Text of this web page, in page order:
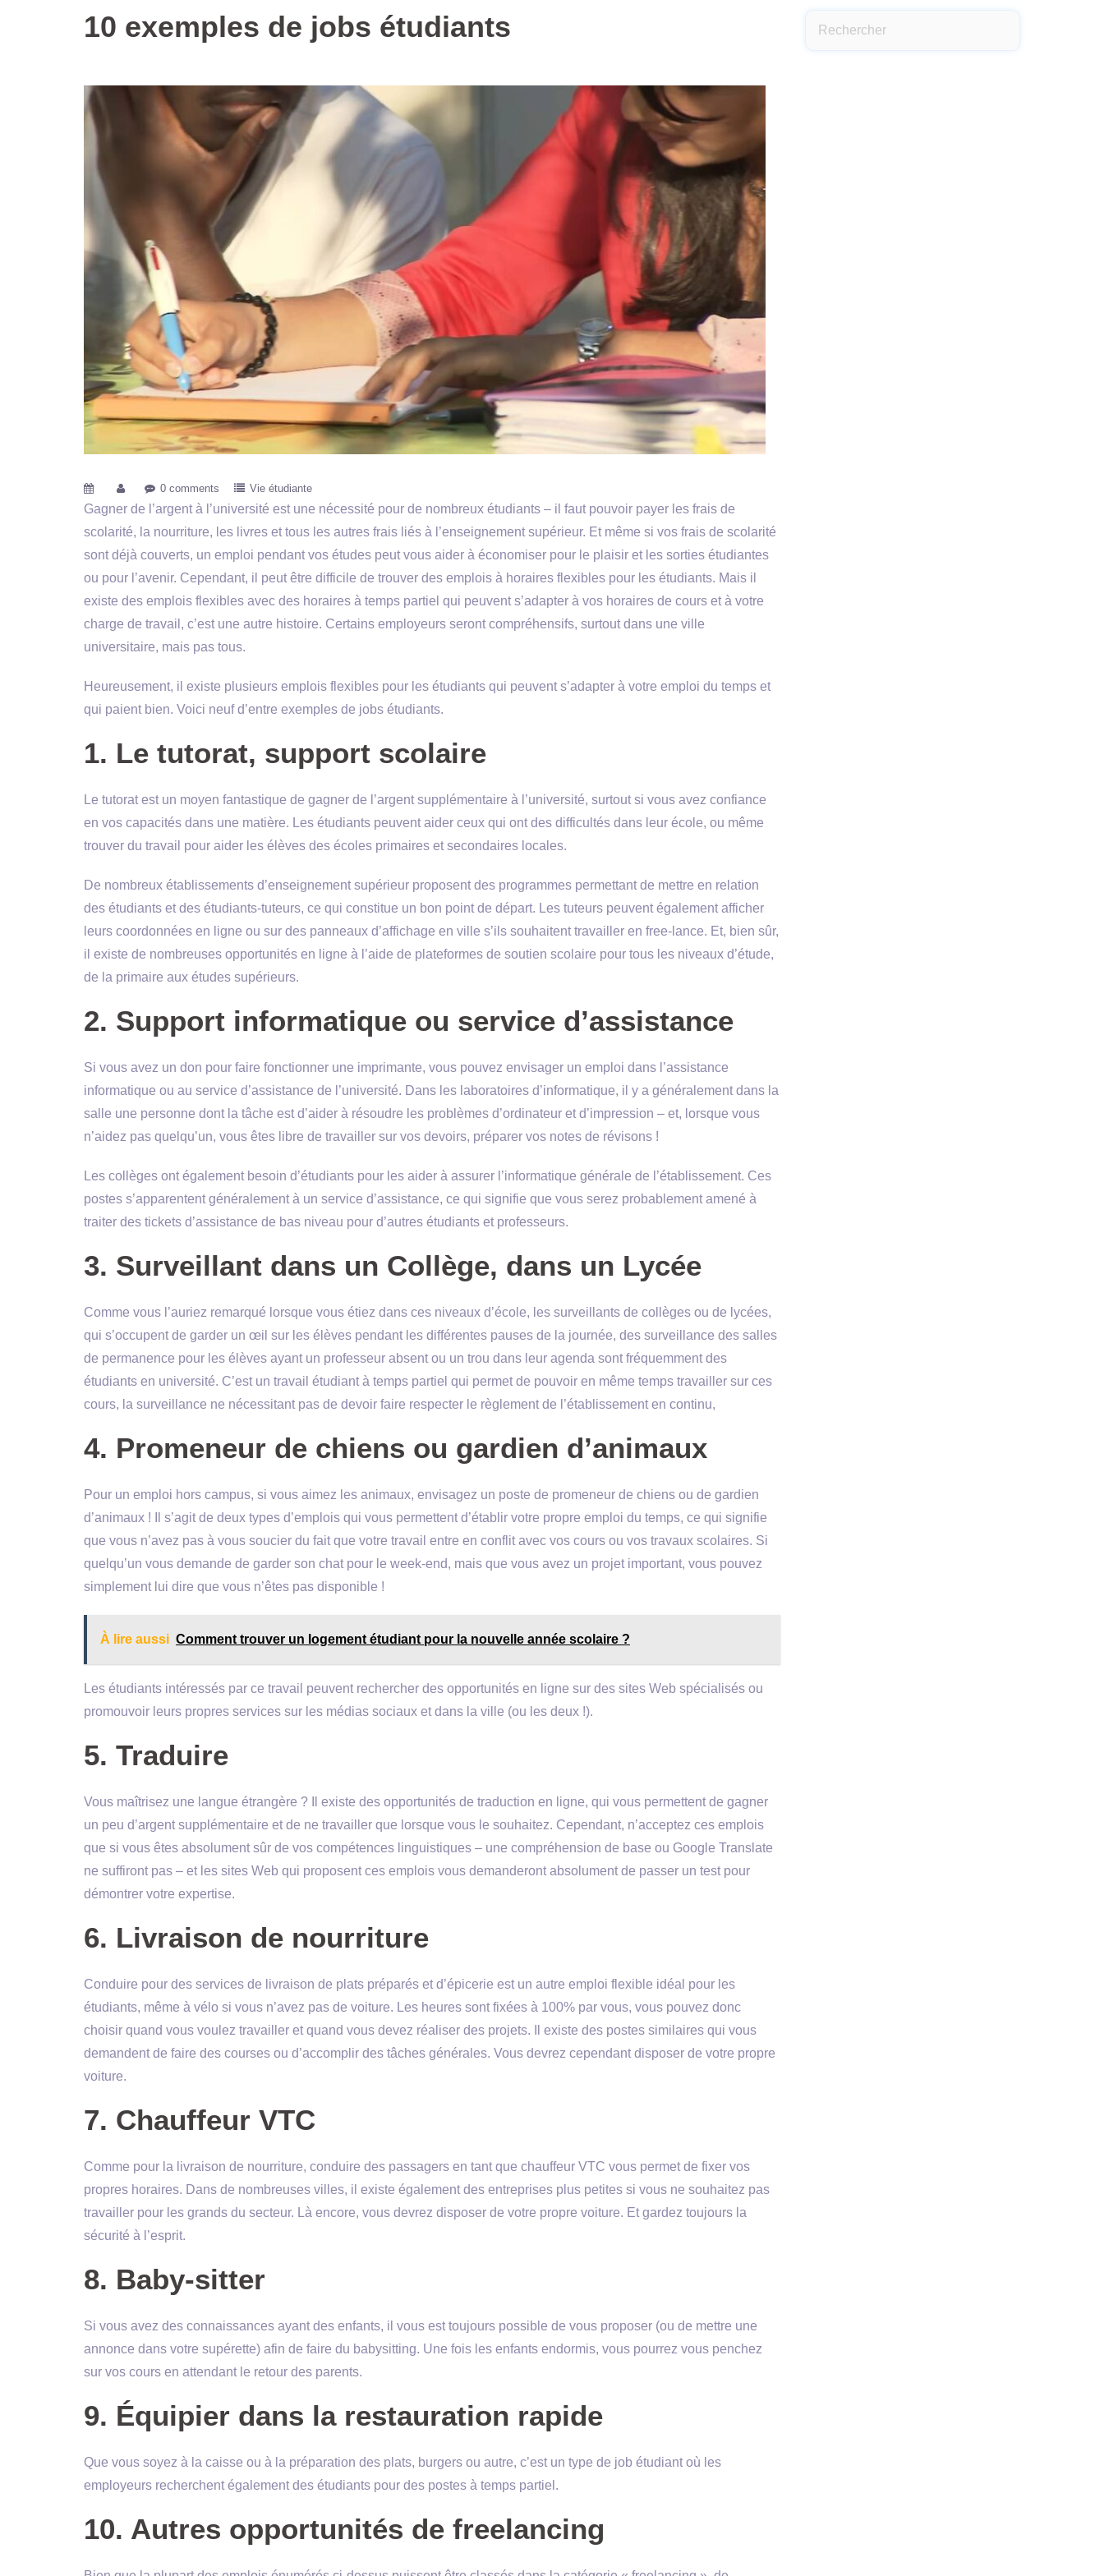
10 exemples de jobs étudiants
0 comments Vie étudiante
Gagner de l’argent à l’université est une nécessité pour de nombreux étudiants – il faut pouvoir payer les frais de
scolarité, la nourriture, les livres et tous les autres frais liés à l’enseignement supérieur. Et même si vos frais de scolarité
sont déjà couverts, un emploi pendant vos études peut vous aider à économiser pour le plaisir et les sorties étudiantes
ou pour l’avenir. Cependant, il peut être difficile de trouver des emplois à horaires flexibles pour les étudiants. Mais il
existe des emplois flexibles avec des horaires à temps partiel qui peuvent s’adapter à vos horaires de cours et à votre
charge de travail, c’est une autre histoire. Certains employeurs seront compréhensifs, surtout dans une ville
universitaire, mais pas tous.
Heureusement, il existe plusieurs emplois flexibles pour les étudiants qui peuvent s’adapter à votre emploi du temps et
qui paient bien. Voici neuf d’entre exemples de jobs étudiants.
1. Le tutorat, support scolaire
Le tutorat est un moyen fantastique de gagner de l’argent supplémentaire à l’université, surtout si vous avez confiance
en vos capacités dans une matière. Les étudiants peuvent aider ceux qui ont des difficultés dans leur école, ou même
trouver du travail pour aider les élèves des écoles primaires et secondaires locales.
De nombreux établissements d’enseignement supérieur proposent des programmes permettant de mettre en relation
des étudiants et des étudiants-tuteurs, ce qui constitue un bon point de départ. Les tuteurs peuvent également afficher
leurs coordonnées en ligne ou sur des panneaux d’affichage en ville s’ils souhaitent travailler en free-lance. Et, bien sûr,
il existe de nombreuses opportunités en ligne à l’aide de plateformes de soutien scolaire pour tous les niveaux d’étude,
de la primaire aux études supérieurs.
2. Support informatique ou service d’assistance
Si vous avez un don pour faire fonctionner une imprimante, vous pouvez envisager un emploi dans l’assistance
informatique ou au service d’assistance de l’université. Dans les laboratoires d’informatique, il y a généralement dans la
salle une personne dont la tâche est d’aider à résoudre les problèmes d’ordinateur et d’impression – et, lorsque vous
n’aidez pas quelqu’un, vous êtes libre de travailler sur vos devoirs, préparer vos notes de révisons !
Les collèges ont également besoin d’étudiants pour les aider à assurer l’informatique générale de l’établissement. Ces
postes s’apparentent généralement à un service d’assistance, ce qui signifie que vous serez probablement amené à
traiter des tickets d’assistance de bas niveau pour d’autres étudiants et professeurs.
3. Surveillant dans un Collège, dans un Lycée
Comme vous l’auriez remarqué lorsque vous étiez dans ces niveaux d’école, les surveillants de collèges ou de lycées,
qui s’occupent de garder un œil sur les élèves pendant les différentes pauses de la journée, des surveillance des salles
de permanence pour les élèves ayant un professeur absent ou un trou dans leur agenda sont fréquemment des
étudiants en université. C’est un travail étudiant à temps partiel qui permet de pouvoir en même temps travailler sur ces
cours, la surveillance ne nécessitant pas de devoir faire respecter le règlement de l’établissement en continu,
4. Promeneur de chiens ou gardien d’animaux
Pour un emploi hors campus, si vous aimez les animaux, envisagez un poste de promeneur de chiens ou de gardien
d’animaux ! Il s’agit de deux types d’emplois qui vous permettent d’établir votre propre emploi du temps, ce qui signifie
que vous n’avez pas à vous soucier du fait que votre travail entre en conflit avec vos cours ou vos travaux scolaires. Si
quelqu’un vous demande de garder son chat pour le week-end, mais que vous avez un projet important, vous pouvez
simplement lui dire que vous n’êtes pas disponible !
À lire aussi Comment trouver un logement étudiant pour la nouvelle année scolaire ?
Les étudiants intéressés par ce travail peuvent rechercher des opportunités en ligne sur des sites Web spécialisés ou
promouvoir leurs propres services sur les médias sociaux et dans la ville (ou les deux !).
5. Traduire
Vous maîtrisez une langue étrangère ? Il existe des opportunités de traduction en ligne, qui vous permettent de gagner
un peu d’argent supplémentaire et de ne travailler que lorsque vous le souhaitez. Cependant, n’acceptez ces emplois
que si vous êtes absolument sûr de vos compétences linguistiques – une compréhension de base ou Google Translate
ne suffiront pas – et les sites Web qui proposent ces emplois vous demanderont absolument de passer un test pour
démontrer votre expertise.
6. Livraison de nourriture
Conduire pour des services de livraison de plats préparés et d’épicerie est un autre emploi flexible idéal pour les
étudiants, même à vélo si vous n’avez pas de voiture. Les heures sont fixées à 100% par vous, vous pouvez donc
choisir quand vous voulez travailler et quand vous devez réaliser des projets. Il existe des postes similaires qui vous
demandent de faire des courses ou d’accomplir des tâches générales. Vous devrez cependant disposer de votre propre
voiture.
7. Chauffeur VTC
Comme pour la livraison de nourriture, conduire des passagers en tant que chauffeur VTC vous permet de fixer vos
propres horaires. Dans de nombreuses villes, il existe également des entreprises plus petites si vous ne souhaitez pas
travailler pour les grands du secteur. Là encore, vous devrez disposer de votre propre voiture. Et gardez toujours la
sécurité à l’esprit.
8. Baby-sitter
Si vous avez des connaissances ayant des enfants, il vous est toujours possible de vous proposer (ou de mettre une
annonce dans votre supérette) afin de faire du babysitting. Une fois les enfants endormis, vous pourrez vous penchez
sur vos cours en attendant le retour des parents.
9. Équipier dans la restauration rapide
Que vous soyez à la caisse ou à la préparation des plats, burgers ou autre, c’est un type de job étudiant où les
employeurs recherchent également des étudiants pour des postes à temps partiel.
10. Autres opportunités de freelancing